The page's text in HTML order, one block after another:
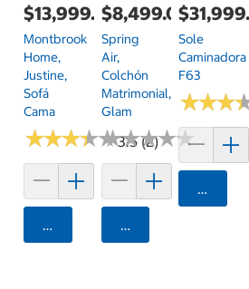
$13,999.00
Montbrook
Home,
Justine,
Sofá
Cama
★★★★★
★★★★★3.5 (2)
Agregar
$8,499.00
Spring
Air,
Colchón
Matrimonial,
Glam
★★★★★
★★★★★
Agregar
Sole
Caminadora
F63
★★★
★★★
Agregar